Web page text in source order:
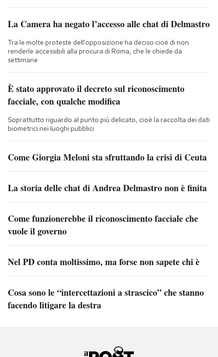
La Camera ha negato l’accesso alle chat di Delmastro
Tra le molte proteste dell'opposizione ha deciso cioè di non
renderle accessibili alla procura di Roma, che le chiede da
settimane
È stato approvato il decreto sul riconoscimento
facciale, con qualche modifica
Soprattutto riguardo al punto più delicato, cioè la raccolta dei dati
biometrici nei luoghi pubblici
Come Giorgia Meloni sta sfruttando la crisi di Ceuta
La storia delle chat di Andrea Delmastro non è finita
Come funzionerebbe il riconoscimento facciale che
vuole il governo
Nel PD conta moltissimo, ma forse non sapete chi è
Cosa sono le “intercettazioni a strascico” che stanno
facendo litigare la destra